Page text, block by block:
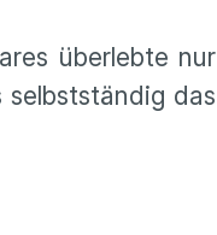
überlebte nur
das